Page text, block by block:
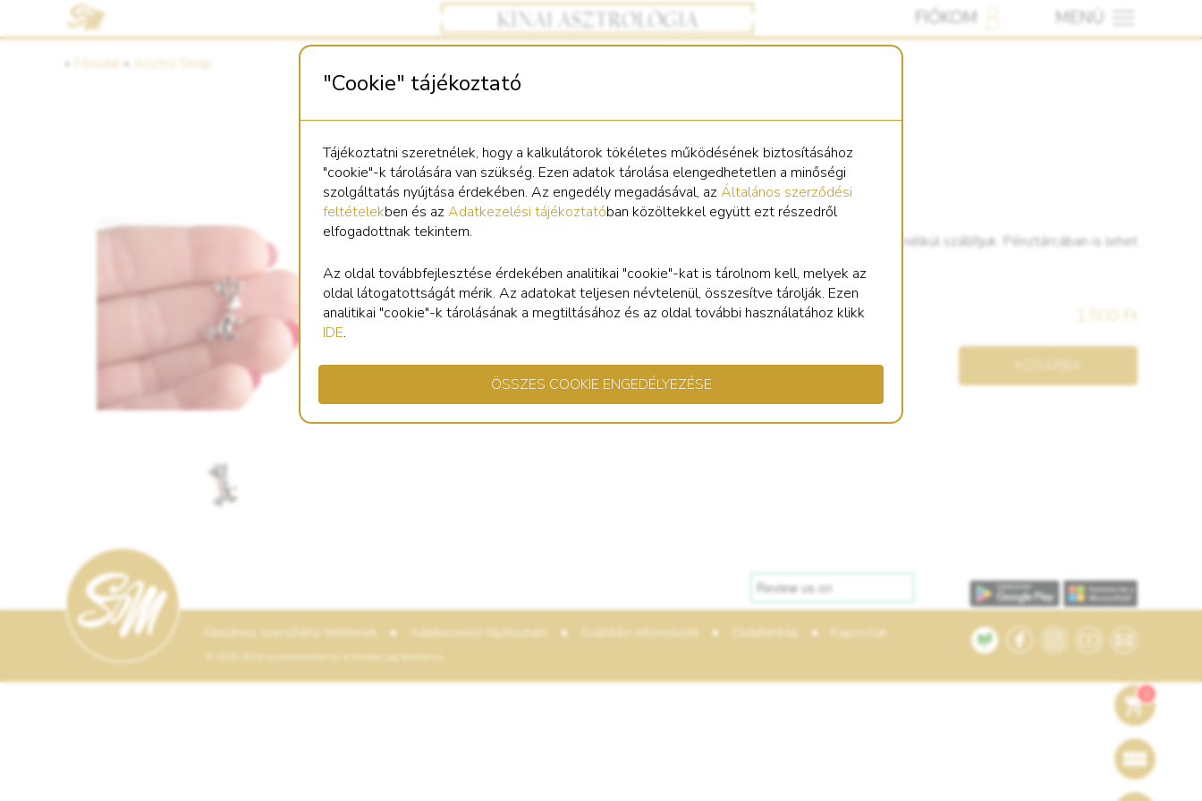
"Cookie" tájékoztató
Tájékoztatni szeretnélek, hogy a kalkulátorok tökéletes működésének biztosításához
"cookie"-k tárolására van szükség. Ezen adatok tárolása elengedhetetlen a minőségi
szolgáltatás nyújtása érdekében. Az engedély megadásával, azÁltalános szerződési
feltételekben és azAdatkezelési tájékoztatóban közöltekkel együtt ezt részedről
elfogadottnak tekintem.
Az oldal továbbfejlesztése érdekében analitikai "cookie"-kat is tárolnom kell, melyek az
oldal látogatottságát mérik. Az adatokat teljesen névtelenül, összesítve tárolják. Ezen
analitikai "cookie"-k tárolásának a megtiltásához és az oldal további használatához klikk
IDE.
ÖSSZES COOKIE ENGEDÉLYEZÉSE
FIÓKOM MENÜ
« Főoldal « Asztro Shop
Bizsu Nyúl medál
Könnyű, bizsu medál Nyúl szimbólummal. Mérete: 1 cm. Tetején kis bujtatóval. Lánc nélkül szállítjuk. Pénztárcában is lehet
1.500 Ft
Általános szerződési feltételek • Adatkezelési tájékoztató • Szállítási információk • Oldaltérkép • Kapcsolat
© 2020-2026 suzannamester.hu • Minden jog fenntartva.